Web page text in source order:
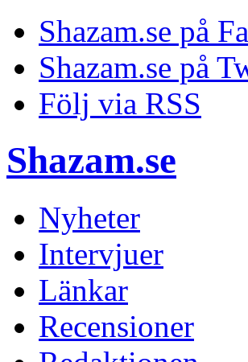
Shazam.se på
Shazam.se på
Följ via RSS
Shazam.se
Nyheter
Intervjuer
Länkar
Recensioner